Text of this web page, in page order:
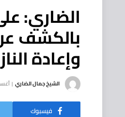
الضاري:
بالكشف
وإعادة
الشيخ جمال الضاري
فيسبوك